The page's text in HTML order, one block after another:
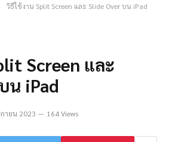
วิธีใช้งาน Split Screen และ Slide Over บน iPad
Screen และ
น iPad
ายน 2023 164 Views